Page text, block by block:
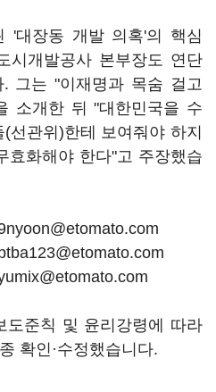
'대장동 개발 의혹'의 핵심
시개발공사 본부장도 연단
그는 "이재명과 목숨 걸고
소개한 뒤 "대한민국을 수
선관위)한테 보여줘야 하지
효화해야 한다"고 주장했습
도준칙 및 윤리강령에 따라
확인·수정했습니다.